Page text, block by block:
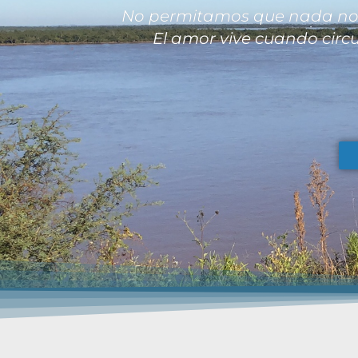
No permitamos que nada
El amor vive cuando